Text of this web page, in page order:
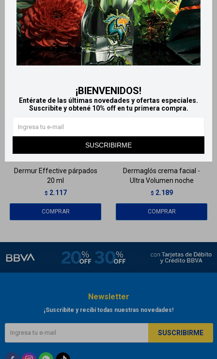
¡BIENVENIDOS!
Entérate de las últimas novedades y ofertas especiales.
Suscribite y obtené 10% off en tu primera compra.
SUSCRIBIRME
Dermur Effective párpados
20 ml
$ 2.117
Dermaglós crema facial -
Ultra Volumen noche
$ 2.189
Newsletter
¡Suscribite y recibí todas nuestras novedades!
SUSCRIBIRME